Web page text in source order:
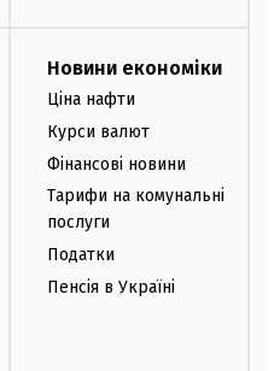
Новини економіки
Ціна нафти
Курси валют
Фінансові новини
Тарифи на комунальні
послуги
Податки
Пенсія в Україні